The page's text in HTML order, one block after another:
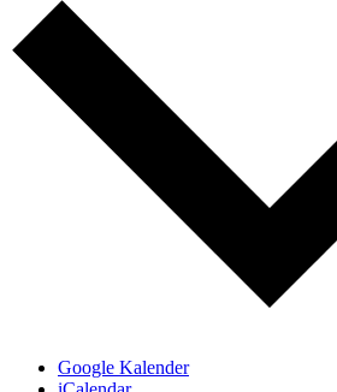
Google Kalender